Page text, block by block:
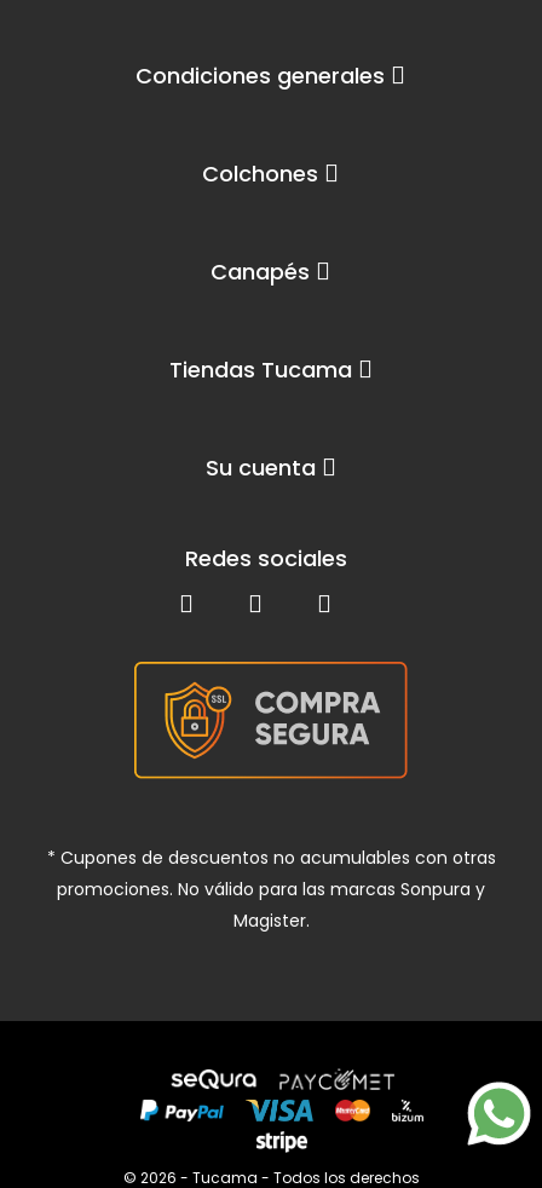
Condiciones generales
Colchones
Canapés
Tiendas Tucama
Su cuenta
Redes sociales
* Cupones de descuentos no acumulables con otras
promociones. No válido para las marcas Sonpura y
Magister.
© 2026 - Tucama - Todos los derechos